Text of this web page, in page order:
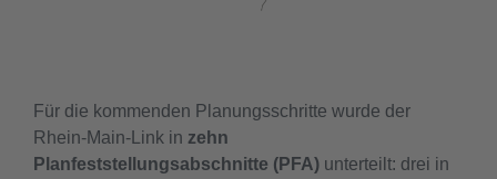
Für die kommenden Planungsschritte wurde der
Rhein-Main-Link in zehn
Planfeststellungsabschnitte (PFA) unterteilt: drei in